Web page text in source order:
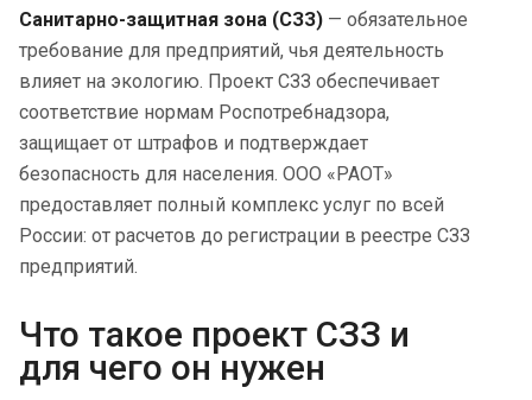
Санитарно-защитная зона (СЗЗ) — обязательное
требование для предприятий, чья деятельность
влияет на экологию. Проект СЗЗ обеспечивает
соответствие нормам Роспотребнадзора,
защищает от штрафов и подтверждает
безопасность для населения. ООО «РАОТ»
предоставляет полный комплекс услуг по всей
России: от расчетов до регистрации в реестре СЗЗ
предприятий.
Что такое проект СЗЗ и
для чего он нужен